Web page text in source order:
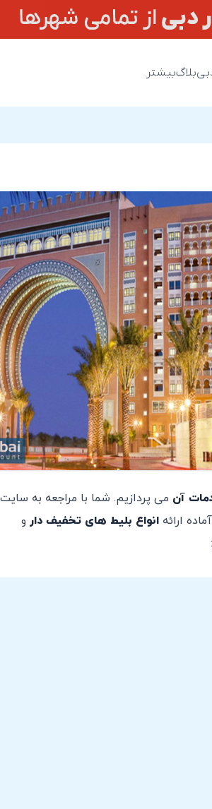
بلاگبیشتر
آن می پردازیم. شما با مراجعه به
ارائه انواع بلیط های تخفیف دار و